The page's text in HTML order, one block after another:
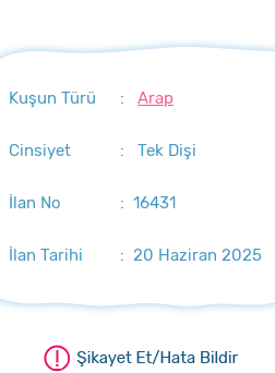
Kuşun Türü :Arap
Cinsiyet : Tek Dişi
İlan No : 16431
İlan Tarihi : 20 Haziran 2025